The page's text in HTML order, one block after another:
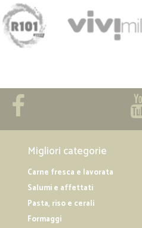
Migliori categorie
Carne fresca e lavorata
Salumi e affettati
Pasta, riso e cerali
Formaggi